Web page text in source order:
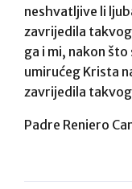
neshvatljive li
zavrijedila
ga i mi, nakon
umirućeg Krista
zavrijedila
Padre Reniero